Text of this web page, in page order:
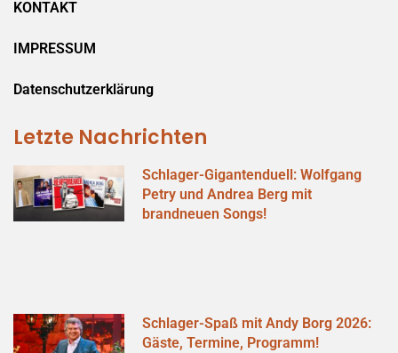
KONTAKT
IMPRESSUM
Datenschutzerklärung
Letzte Nachrichten
Schlager-Gigantenduell: Wolfgang
Petry und Andrea Berg mit
brandneuen Songs!
Schlager-Spaß mit Andy Borg 2026:
Gäste, Termine, Programm!